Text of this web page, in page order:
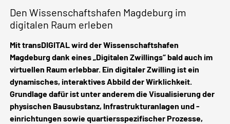
Den Wissenschaftshafen Magdeburg im
digitalen Raum erleben
Mit transDIGITAL wird der Wissenschaftshafen
Magdeburg dank eines „Digitalen Zwillings“ bald auch im
virtuellen Raum erlebbar. Ein digitaler Zwilling ist ein
dynamisches, interaktives Abbild der Wirklichkeit.
Grundlage dafür ist unter anderem die Visualisierung der
physischen Bausubstanz, Infrastrukturanlagen und -
einrichtungen sowie quartiersspezifischer Prozesse,